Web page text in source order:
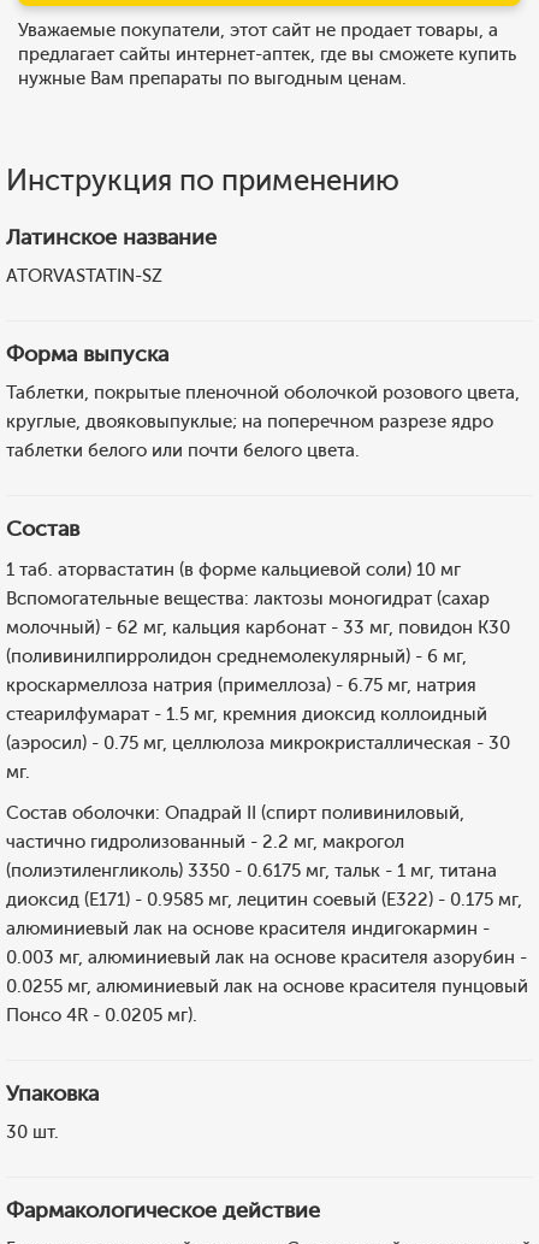
Уважаемые покупатели, этот сайт не продает товары, а
предлагает сайты интернет-аптек, где вы сможете купить
нужные Вам препараты по выгодным ценам.
Инструкция по применению
Латинское название
ATORVASTATIN-SZ
Форма выпуска
Таблетки, покрытые пленочной оболочкой розового цвета,
круглые, двояковыпуклые; на поперечном разрезе ядро
таблетки белого или почти белого цвета.
Состав
1 таб. аторвастатин (в форме кальциевой соли) 10 мг
Вспомогательные вещества: лактозы моногидрат (сахар
молочный) - 62 мг, кальция карбонат - 33 мг, повидон К30
(поливинилпирролидон среднемолекулярный) - 6 мг,
кроскармеллоза натрия (примеллоза) - 6.75 мг, натрия
стеарилфумарат - 1.5 мг, кремния диоксид коллоидный
(аэросил) - 0.75 мг, целлюлоза микрокристаллическая - 30
мг.
Состав оболочки: Опадрай II (спирт поливиниловый,
частично гидролизованный - 2.2 мг, макрогол
(полиэтиленгликоль) 3350 - 0.6175 мг, тальк - 1 мг, титана
диоксид (E171) - 0.9585 мг, лецитин соевый (E322) - 0.175 мг,
алюминиевый лак на основе красителя индигокармин -
0.003 мг, алюминиевый лак на основе красителя азорубин -
0.0255 мг, алюминиевый лак на основе красителя пунцовый
Понсо 4R - 0.0205 мг).
Упаковка
30 шт.
Фармакологическое действие